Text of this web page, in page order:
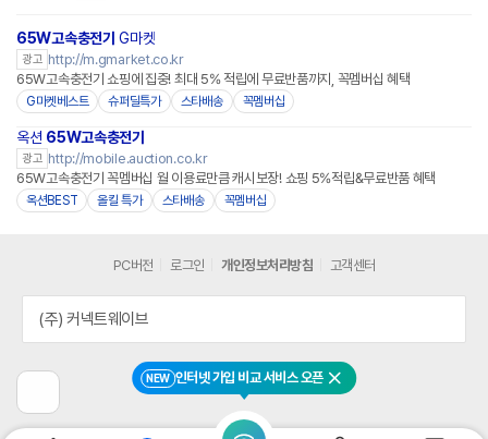
65W고속충전기 G마켓
광고 http://m.gmarket.co.kr
65W고속충전기 쇼핑에 집중! 최대 5% 적립에 무료반품까지, 꼭멤버십 혜택
G마켓베스트 슈퍼딜특가 스타배송 꼭멤버십
옥션 65W고속충전기
광고 http://mobile.auction.co.kr
65W고속충전기 꼭멤버십 월 이용료만큼 캐시보장! 쇼핑 5%적립&무료반품 혜택
옥션BEST 올킬 특가 스타배송 꼭멤버십
전
페
NEW 인터넷 가입 비교 서비스 오픈 닫기
PC버전 로그인 개인정보처리방침 고객센터
(주) 커넥트웨이브